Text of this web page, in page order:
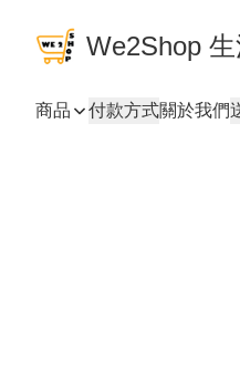
We2Shop
商品 付款方式關於我們